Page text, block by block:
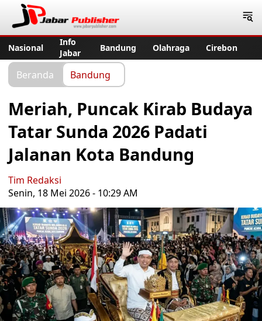
Nasional
Info
Jabar
Bandung Olahraga Cirebon
Beranda Bandung
Meriah, Puncak Kirab Budaya
Tatar Sunda 2026 Padati
Jalanan Kota Bandung
Tim Redaksi
Senin, 18 Mei 2026 - 10:29 AM